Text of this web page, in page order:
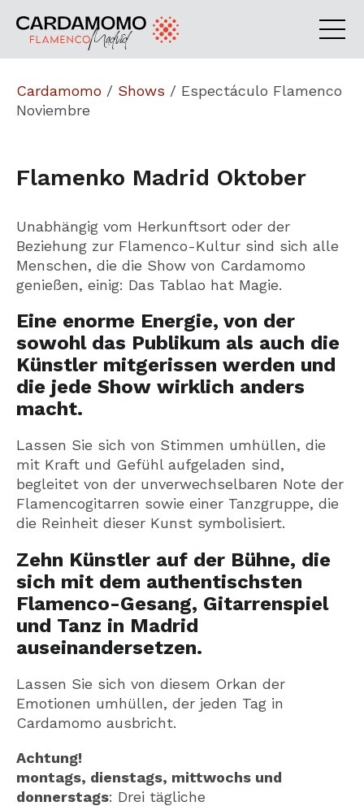
Cardamomo / Shows / Espectáculo Flamenco
Noviembre
Flamenko Madrid Oktober
Unabhängig vom Herkunftsort oder der
Beziehung zur Flamenco-Kultur sind sich alle
Menschen, die die Show von Cardamomo
genießen, einig: Das Tablao hat Magie.
Eine enorme Energie, von der
sowohl das Publikum als auch die
Künstler mitgerissen werden und
die jede Show wirklich anders
macht.
Lassen Sie sich von Stimmen umhüllen, die
mit Kraft und Gefühl aufgeladen sind,
begleitet von der unverwechselbaren Note der
Flamencogitarren sowie einer Tanzgruppe, die
die Reinheit dieser Kunst symbolisiert.
Zehn Künstler auf der Bühne, die
sich mit dem authentischsten
Flamenco-Gesang, Gitarrenspiel
und Tanz in Madrid
auseinandersetzen.
Lassen Sie sich von diesem Orkan der
Emotionen umhüllen, der jeden Tag in
Cardamomo ausbricht.
Achtung!
montags, dienstags, mittwochs und
donnerstags: Drei tägliche